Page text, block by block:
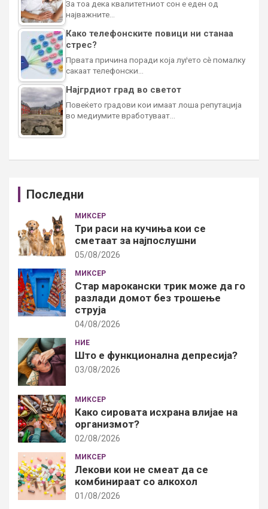
За тоа дека квалитетниот сон е еден од
најважните…
Како телефонските повици ни станаа
стрес?
Првата причина поради која луѓето сè помалку
сакаат телефонски…
Најгрдиот град во светот
Повеќето градови кои имаат лоша репутација
во медиумите вработуваат…
Последни
МИКСЕР
Три раси на кучиња кои се
сметаат за најпослушни
05/08/2026
МИКСЕР
Стар марокански трик може да го
разлади домот без трошење
струја
04/08/2026
НИЕ
Што е функционална депресија?
03/08/2026
МИКСЕР
Како сировата исхрана влијае на
организмот?
02/08/2026
МИКСЕР
Лекови кои не смеат да се
комбинираат со алкохол
01/08/2026